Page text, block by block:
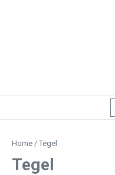
Home / Tegel
Tegel